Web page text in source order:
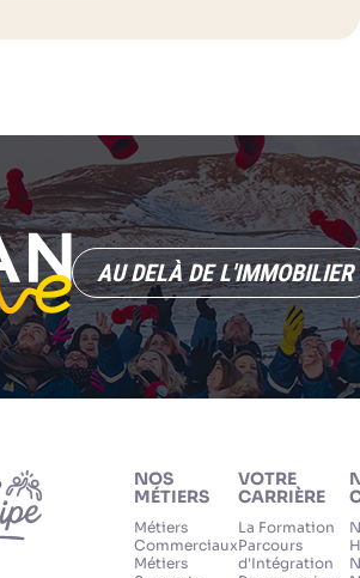
AU DELÀ DE L'IMMOBILIER
NOS
MÉTIERS
Métiers
Commerciaux
Métiers
VOTRE
CARRIÈRE
La Formation
Parcours
d'Intégration